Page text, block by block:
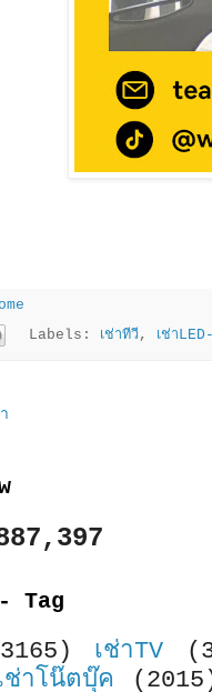
Labels:
เช่าทีวี, เช่า
Tag
เช่าTV
ช่าโน๊ตบุ๊ค